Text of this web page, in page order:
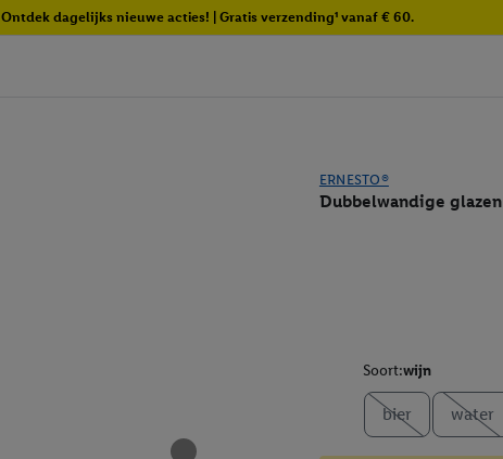
Ontdek dagelijks nieuwe acties! | Gratis verzending¹ vanaf € 60.
ERNESTO®
Dubbelwandige glazen
Soort:wijn
bier water